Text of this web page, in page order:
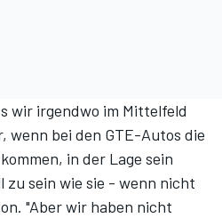
wir irgendwo im Mittelfeld
wenn bei den GTE-Autos die
in der Lage sein
zu sein wie sie - wenn nicht
"Aber wir haben nicht